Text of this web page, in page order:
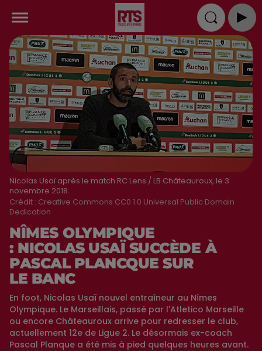
Nicolas Usaï après le match RC Lens / LB Châteauroux, le 3
novembre 2018.
Crédit : Creative Commons CC0 1.0 Universal Public Domain
Dedication
NÎMES OLYMPIQUE
: NICOLAS USAÏ SUCCÈDE À
PASCAL PLANCQUE SUR
LE BANC
En foot, Nicolas Usaï nouvel entraîneur au Nîmes
Olympique. Le Marseillais, passé par l'Atletico Marseille
ou encore Châteauroux arrive pour redresser le club,
actuellement 12e de Ligue 2. Le désormais ex-coach
Pascal Planque a été mis à pied quelques heures avant.